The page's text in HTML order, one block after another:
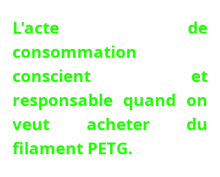
L'acte de
consommation
conscient et
responsable quand on
veut acheter du
filament PETG.